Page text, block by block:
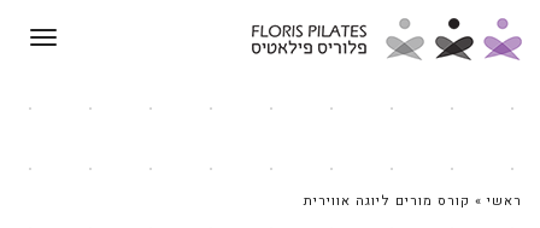
ראשי » קורס מורים ליוגה אווירית